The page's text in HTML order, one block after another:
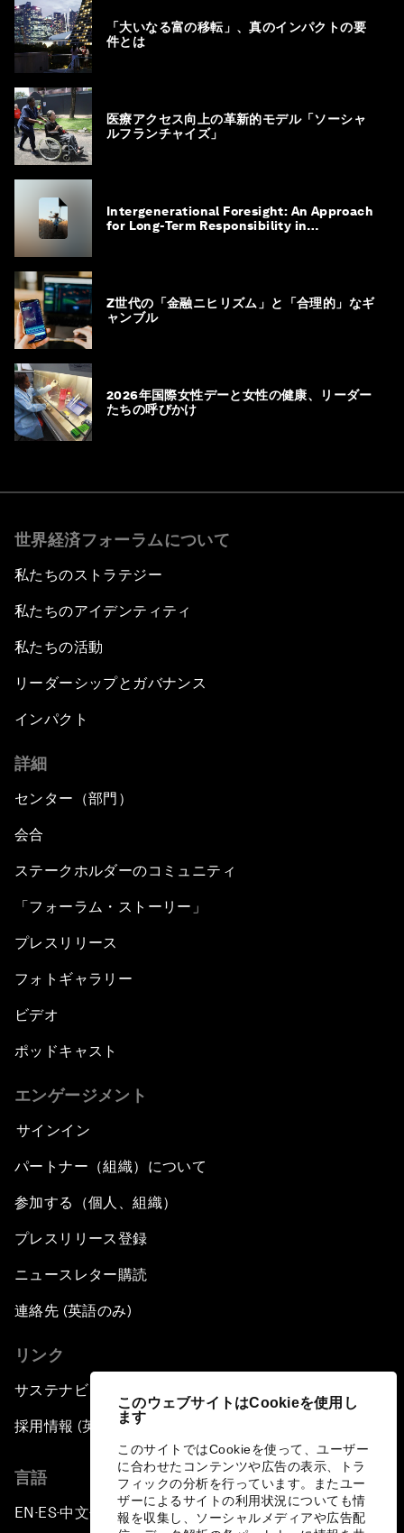
このウェブサイトはCookieを使用し
ます
このサイトではCookieを使って、ユーザー
に合わせたコンテンツや広告の表示、トラ
フィックの分析を行っています。またユー
ザーによるサイトの利用状況についても情
報を収集し、ソーシャルメディアや広告配
「大いなる富の移転」、真のインパクトの要
件とは
医療アクセス向上の革新的モデル「ソーシャ
ルフランチャイズ」
Intergenerational Foresight: An Approach
for Long-Term Responsibility in
Z世代の「金融ニヒリズム」と「合理的」なギ
ャンブル
2026年国際女性デーと女性の健康、リーダー
たちの呼びかけ
世界経済フォーラムについて
私たちのストラテジー
私たちのアイデンティティ
私たちの活動
リーダーシップとガバナンス
インパクト
詳細
センター（部門）
会合
ステークホルダーのコミュニティ
「フォーラム・ストーリー」
プレスリリース
フォトギャラリー
ビデオ
ポッドキャスト
エンゲージメント
サインイン
パートナー（組織）について
参加する（個人、組織）
プレスリリース登録
ニュースレター購読
連絡先 (英語のみ)
リンク
サステナビリティへの取り組み
採用情報 (英語のみ)
言語
EN ▪ ES▪中文▪ 日本語